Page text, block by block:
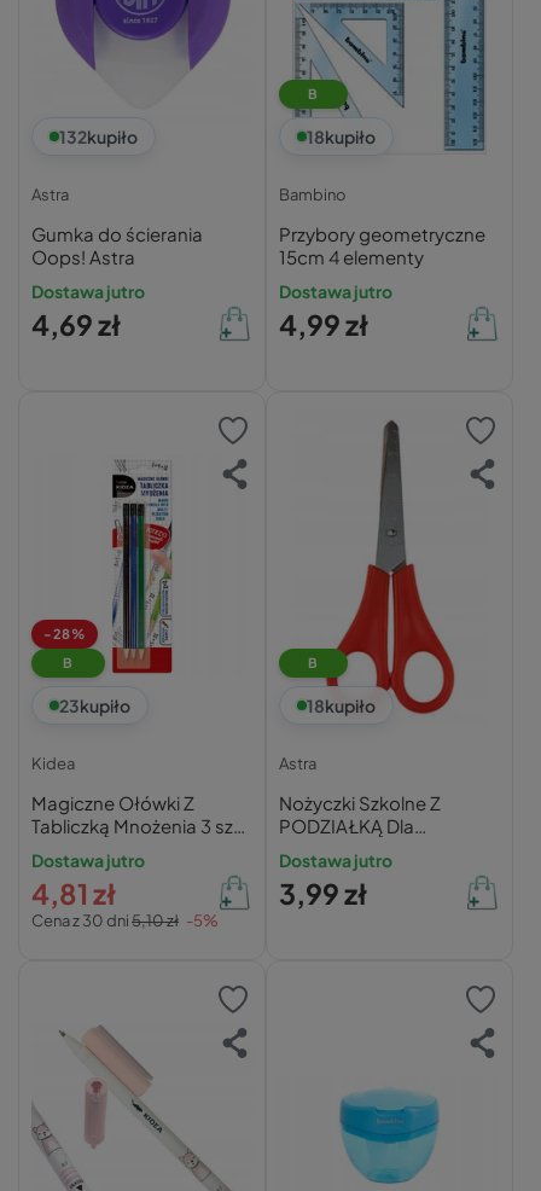
132kupiło
Astra
Gumka do ścierania
Oops! Astra
Dostawa jutro
4,69 zł
B
18kupiło
Bambino
Przybory geometryczne
15cm 4 elementy
Dostawa jutro
4,99 zł
-28%
B
23kupiło
Kidea
Magiczne Ołówki Z
Tabliczką Mnożenia 3 szt.
ZACZAROWANE Kidea
Dostawa jutro
Cena z 30 dni5,10 zł -5%
4,81 zł
B
18kupiło
Astra
Nożyczki Szkolne Z
PODZIAŁKĄ Dla
Praworęcznych 13cm
Astra
Dostawa jutro
3,99 zł